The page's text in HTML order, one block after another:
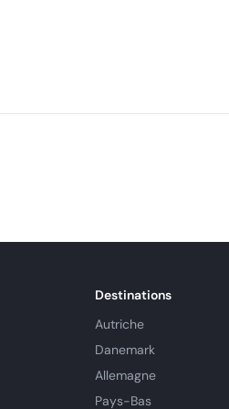
Destinations
Autriche
Danemark
Allemagne
Pays-Bas